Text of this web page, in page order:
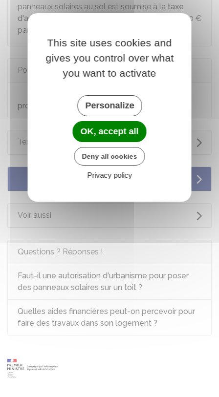
panneaux solaires au sol est soumise à la taxe
d'aménagement
10 €
par m².
Pour en savoir plus
Autorisation d'exploiter une installation de
production d'électricité
Textes de référence
Services en ligne et formulaires
Voir aussi
Questions ? Réponses !
Faut-il une autorisation d'urbanisme pour poser
des panneaux solaires sur un toit ?
Quelles aides financières peut-on percevoir pour
faire des travaux dans son logement ?
This site uses cookies and
gives you control over what
you want to activate
Personalize
OK, accept all
Deny all cookies
Privacy policy